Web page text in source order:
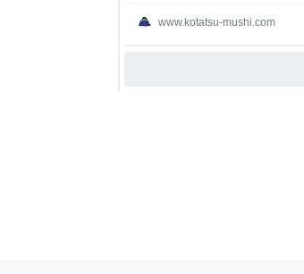
www.kotatsu-mushi.com